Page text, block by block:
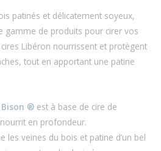
patinés et délicatement soyeux,
gamme de produits pour cirer vos
Libéron nourrissent et protègent
tout en apportant une patine
Bison ® est à base de cire de
en profondeur.
les veines du bois et patine d’un bel